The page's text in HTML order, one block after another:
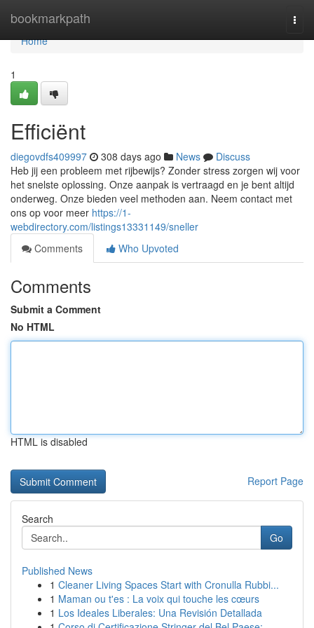
bookmarkpath
Home
Home
1
Efficiënt
diegovdfs409997 308 days ago News
Discuss
Heb jij een probleem met rijbewijs? Zonder stress zorgen wij voor
het snelste oplossing. Onze aanpak is vertraagd en je bent altijd
onderweg. Onze bieden veel methoden aan. Neem contact met
ons op voor meer https://1-
webdirectory.com/listings13331149/sneller
Comments
Who Upvoted
Comments
Submit a Comment
No HTML
HTML is disabled
Report Page
Search
Go
Published News
1 Cleaner Living Spaces Start with Cronulla Rubbi...
1 Maman ou t'es : La voix qui touche les cœurs
1 Los Ideales Liberales: Una Revisión Detallada